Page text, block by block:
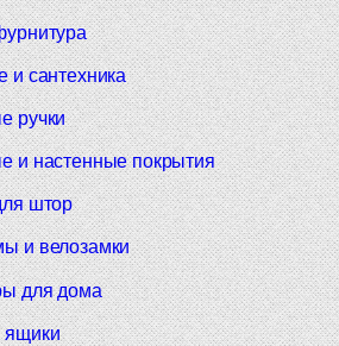
и сантехника
ручки
и настенные покрытия
штор
и велозамки
для дома
ящики